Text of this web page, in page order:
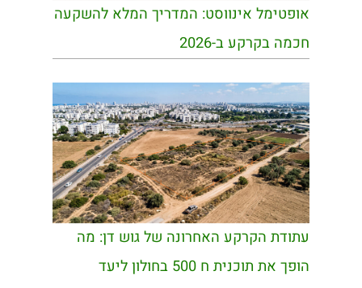
אופטימל אינווסט: המדריך המלא להשקעה
חכמה בקרקע ב-2026
עתודת הקרקע האחרונה של גוש דן: מה
הופך את תוכנית ח 500 בחולון ליעד